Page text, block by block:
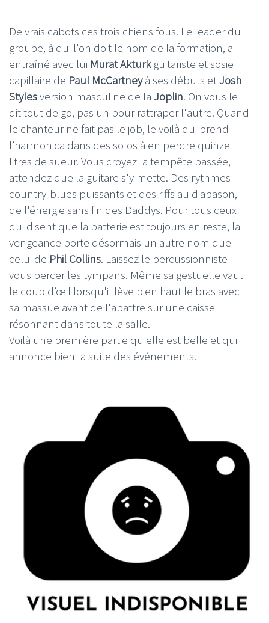
De vrais cabots ces trois chiens fous. Le leader du
groupe, à qui l'on doit le nom de la formation, a
entraîné avec lui Murat Akturk guitariste et sosie
capillaire de Paul McCartneyà ses débuts etJosh
Stylesversion masculine de la Joplin. On vous le
dit tout de go, pas un pour rattraper l'autre. Quand
le chanteur ne fait pas le job, le voilà qui prend
l’harmonica dans des solos à en perdre quinze
litres de sueur. Vous croyez la tempête passée,
attendez que la guitare s'y mette. Des rythmes
country-blues puissants et des riffs au diapason,
de l'énergie sans fin des Daddys. Pour tous ceux
qui disent que la batterie est toujours en reste, la
vengeance porte désormais un autre nom que
celui de Phil Collins. Laissez le percussionniste
vous bercer les tympans. Même sa gestuelle vaut
le coup d’œil lorsqu'il lève bien haut le bras avec
sa massue avant de l'abattre sur une caisse
résonnant dans toute la salle.
Voilà une première partie qu'elle est belle et qui
annonce bien la suite des événements.